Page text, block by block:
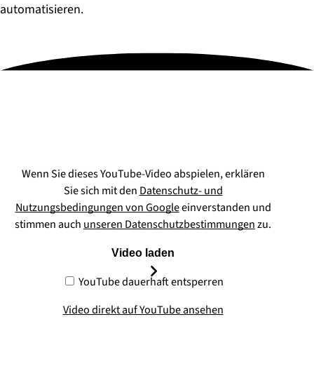
automatisieren.
Wenn Sie dieses YouTube-Video abspielen, erklären
Sie sich mit den Datenschutz- und
Nutzungsbedingungen von Googleeinverstanden und
stimmen auch unseren Datenschutzbestimmungenzu.
Video laden
YouTube dauerhaft entsperren
Video direkt auf YouTube ansehen